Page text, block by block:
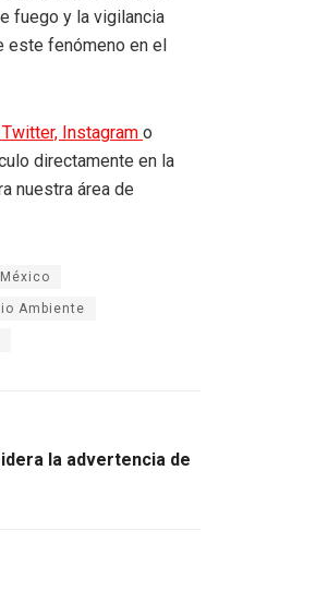
fuego y la vigilancia
este fenómeno en el
Twitter, Instagram o
directamente en la
nuestra área de
Ambiente
la advertencia de